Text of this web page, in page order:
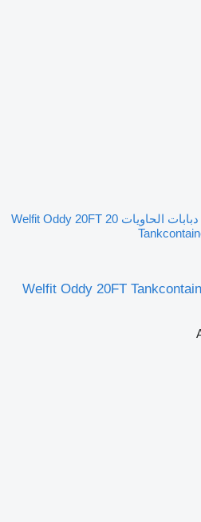
دبابات الحاويات 20 Welfit Oddy 20FT
Welfit Oddy 20FT